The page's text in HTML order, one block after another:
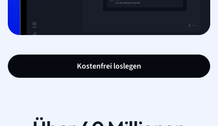
Kostenfrei loslegen